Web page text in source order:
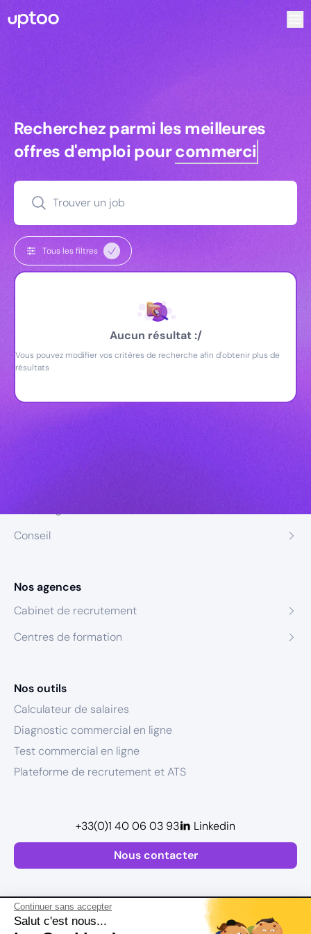
Continuer sans accepter
Salut c'est nous...
Recherchez parmi les meilleures
Recherchez parmi les meilleures
offres d'emploi pourcommerciaux
Trouver un job
Tous les filtres
Aucun résultat :/
Vous pouvez modifier vos critères de recherche afin d'obtenir plus de
résultats
Conseil
Nos agences
Cabinet de recrutement
Centres de formation
Nos outils
Calculateur de salaires
Diagnostic commercial en ligne
Test commercial en ligne
Plateforme de recrutement et ATS
Nous contacter
+33(0)1 40 06 03 93 Linkedin